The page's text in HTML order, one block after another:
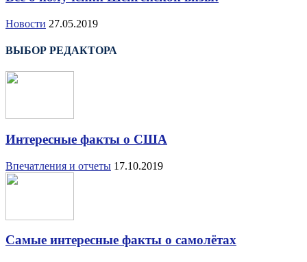
Новости 27.05.2019
ВЫБОР РЕДАКТОРА
Интересные факты о США
Впечатления и отчеты 17.10.2019
Самые интересные факты о самолётах